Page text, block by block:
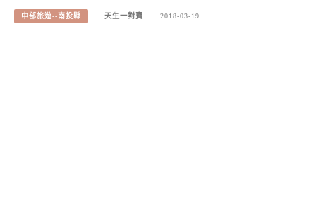
中部旅遊--南投縣 天生一對寶 2018-03-19